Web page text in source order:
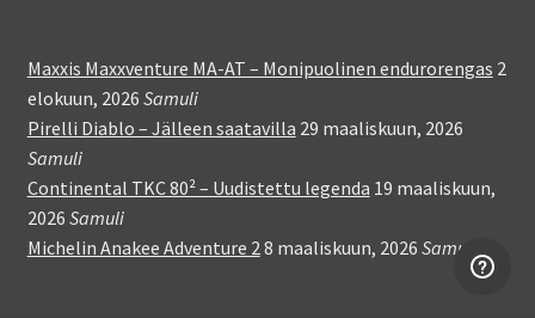
Maxxis Maxxventure MA-AT – Monipuolinen endurorengas 2
elokuun, 2026 Samuli
Pirelli Diablo – Jälleen saatavilla 29 maaliskuun, 2026
Samuli
Continental TKC 80² – Uudistettu legenda 19 maaliskuun,
2026 Samuli
Michelin Anakee Adventure 28 maaliskuun, 2026 Samuli